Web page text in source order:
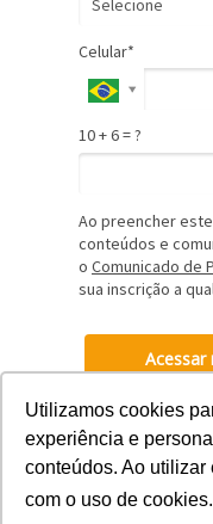
Utilizamos cookies
experiência e
conteúdos. Ao utilizar
com o uso de cookies.
Celular*
10 + 6 = ?
Ao preencher
conteúdos e
o Comunicado de
sua inscrição a
Desembargador